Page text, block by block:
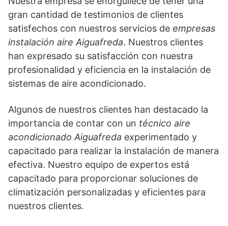
gran cantidad de testimonios de clientes
satisfechos con nuestros servicios de empresas
instalación aire Aiguafreda. Nuestros clientes
han expresado su satisfacción con nuestra
profesionalidad y eficiencia en la instalación de
sistemas de aire acondicionado.
Algunos de nuestros clientes han destacado la
importancia de contar con un técnico aire
acondicionado Aiguafreda experimentado y
capacitado para realizar la instalación de manera
efectiva. Nuestro equipo de expertos está
capacitado para proporcionar soluciones de
climatización personalizadas y eficientes para
nuestros clientes.